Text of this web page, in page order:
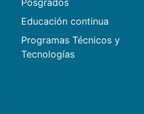
Posgrados
Educación continua
Programas Técnicos y
Tecnologías